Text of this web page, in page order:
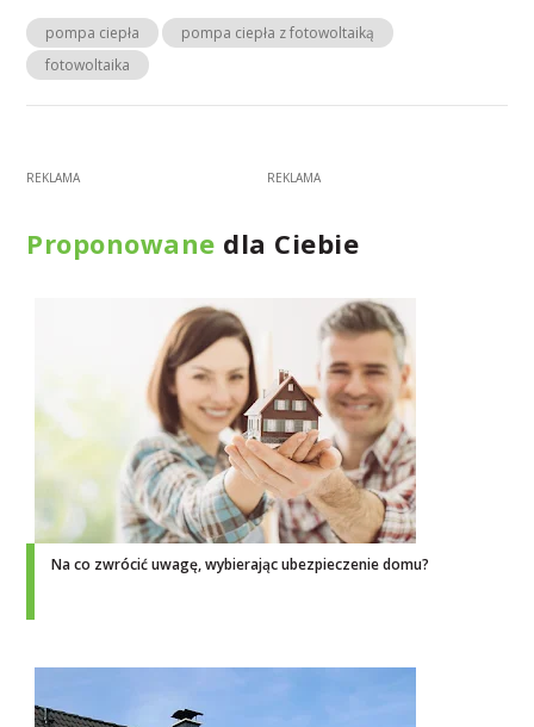
pompa ciepła
pompa ciepła z fotowoltaiką
fotowoltaika
Proponowane dla Ciebie
Na co zwrócić uwagę, wybierając ubezpieczenie domu?